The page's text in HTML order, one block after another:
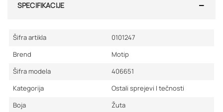
SPECIFIKACIJE
Šifra artikla
0101247
Brend
Motip
Šifra modela
406651
Kategorija
Ostali sprejevi I tečnosti
Boja
Žuta